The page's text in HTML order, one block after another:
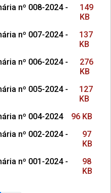
nº 008-2024 -
149
KB
nº 007-2024 -
137
KB
nº 006-2024 -
276
KB
nº 005-2024 -
127
KB
nº 004-2024
96 KB
nº 002-2024 -
97
KB
nº 001-2024 -
98
KB